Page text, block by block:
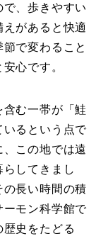
、歩きやすい
があると快適
で変わること
心です。
む一帯が「鮭
いるという点で
この地では遠
してきまし
長い時間の積
ーモン科学館で
史をたどる